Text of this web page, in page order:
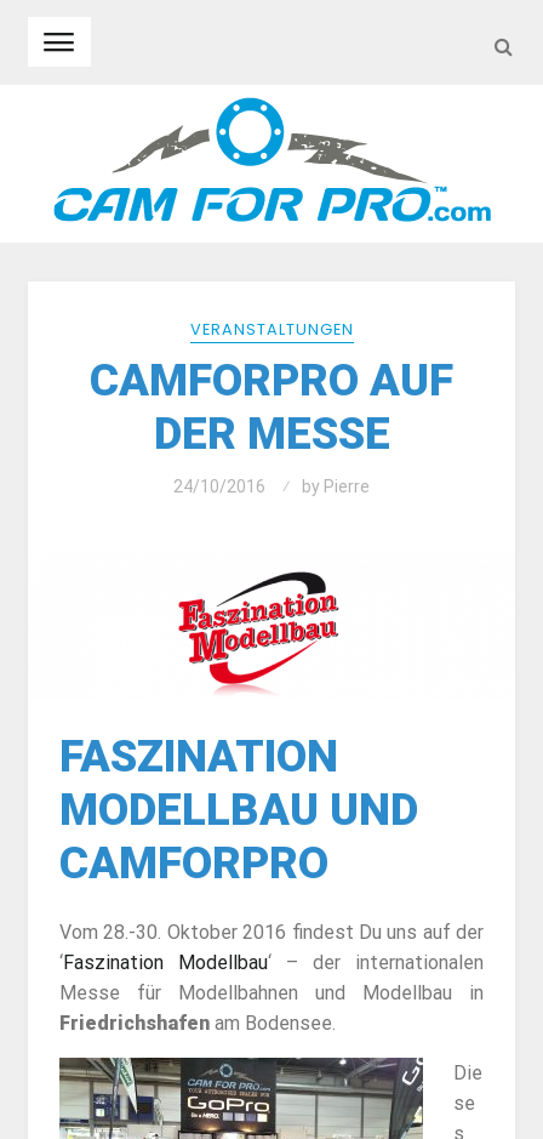
VERANSTALTUNGEN
CAMFORPRO AUF
DER MESSE
24/10/2016 by Pierre
FASZINATION
MODELLBAU UND
CAMFORPRO
Vom 28.-30. Oktober 2016 findest Du uns auf der
‘Faszination Modellbau‘ – der internationalen
Messe für Modellbahnen und Modellbau in
Friedrichshafenam Bodensee.
Die
se
s